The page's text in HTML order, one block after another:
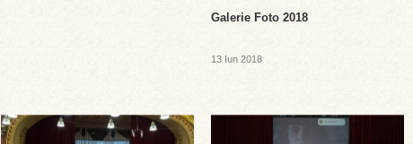
Galerie Foto 2018
13 Iun 2018